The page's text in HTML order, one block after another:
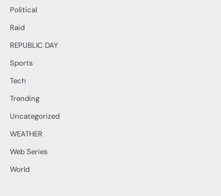
Political
Raid
REPUBLIC DAY
Sports
Tech
Trending
Uncategorized
WEATHER
Web Series
World